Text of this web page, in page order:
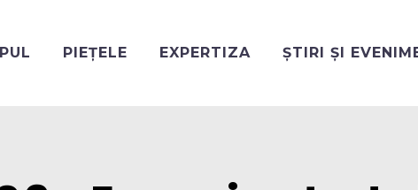
PIEȚELE EXPERTIZA ȘTIRI ȘI